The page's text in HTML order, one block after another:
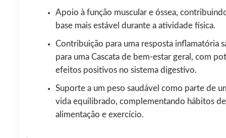
Apoio à função muscular e óssea,
base mais estável durante a atividade física.
Contribuição para uma resposta inflamatória
para uma Cascata de bem-estar geral, com
efeitos positivos no sistema digestivo.
Suporte a um peso saudável como parte de
vida equilibrado, complementando hábitos de
alimentação e exercício.